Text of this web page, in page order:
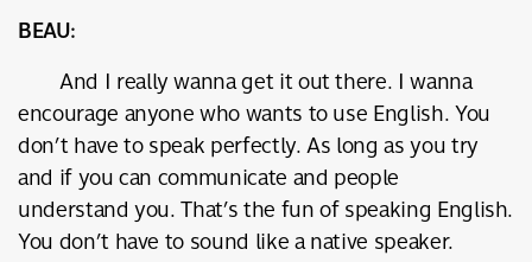
BEAU:
And I really wanna get it out there. I wanna
encourage anyone who wants to use English. You
don’t have to speak perfectly. As long as you try
and if you can communicate and people
understand you. That’s the fun of speaking English.
You don’t have to sound like a native speaker.